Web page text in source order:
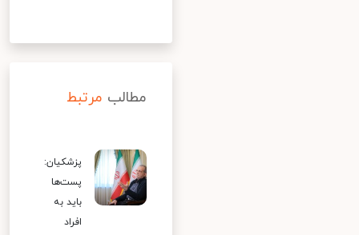
مطالب مرتبط
پزشکیان:
پست‌ها
باید به
افراد